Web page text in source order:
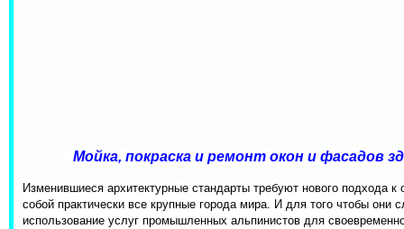
Мойка, покраска и ремонт окон и фасадов
Изменившиеся архитектурные стандарты требуют нового подхода
собой практически все крупные города мира. И для того чтобы
использование услуг промышленных альпинистов для